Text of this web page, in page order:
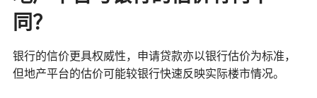
同？
银行的信价更具权威性，申请贷款亦以银行估价为标准，
但地产平台的估价可能较银行快速反映实际楼市情况。